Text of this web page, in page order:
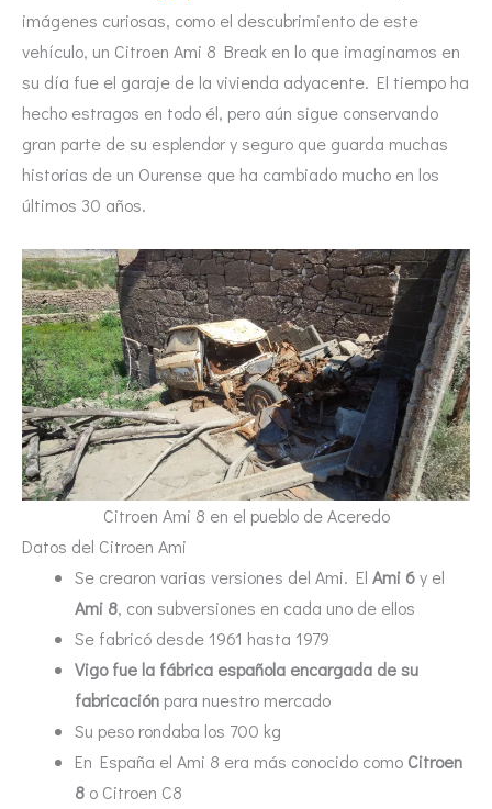
imágenes curiosas, como el descubrimiento de este
vehículo, un Citroen Ami 8 Break en lo que imaginamos en
su día fue el garaje de la vivienda adyacente. El tiempo ha
hecho estragos en todo él, pero aún sigue conservando
gran parte de su esplendor y seguro que guarda muchas
historias de un Ourense que ha cambiado mucho en los
últimos 30 años.
Citroen Ami 8 en el pueblo de Aceredo
Datos del Citroen Ami
Se crearon varias versiones del Ami. El Ami 6y el
Ami 8, con subversiones en cada uno de ellos
Se fabricó desde 1961 hasta 1979
Vigo fue la fábrica española encargada de su
fabricación para nuestro mercado
Su peso rondaba los 700 kg
En España el Ami 8 era más conocido como Citroen
8 o Citroen C8